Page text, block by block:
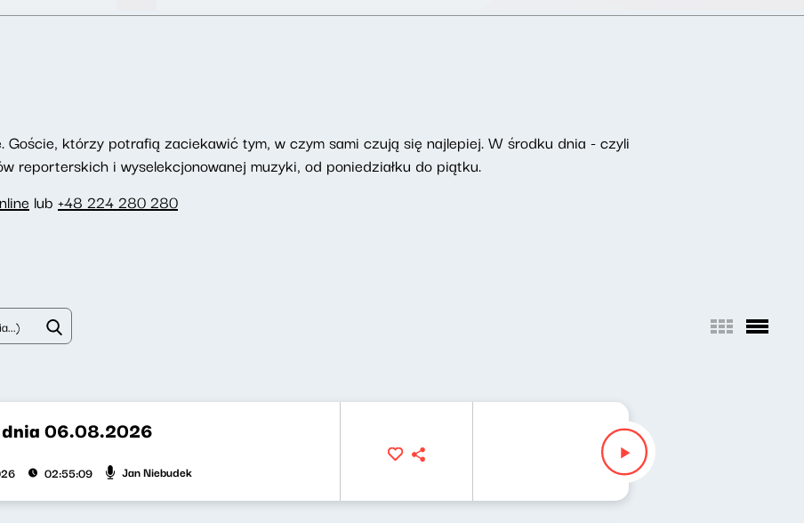
Goście, którzy potrafią zaciekawić tym, w czym sami czują się najlepiej. W środku dnia - czyli
reporterskich i wyselekcjonowanej muzyki, od poniedziałku do piątku.
lub +48 224 280 280
dnia 06.08.2026
02:55:09 Jan Niebudek